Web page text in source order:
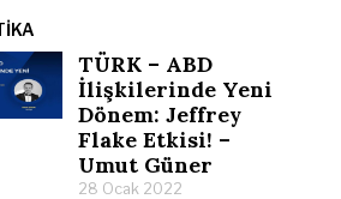
TÜRK – ABD
İlişkilerinde Yeni
Dönem: Jeffrey
Flake Etkisi! –
Umut Güner
28 Ocak 2022